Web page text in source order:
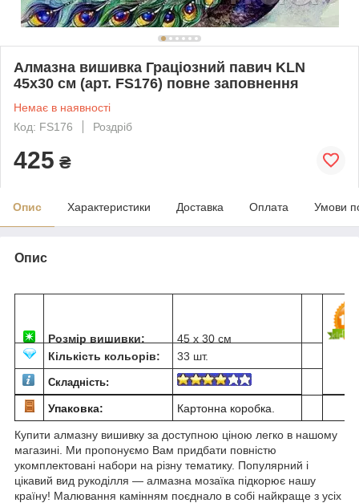
Алмазна вишивка Граціозний павич KLN
45x30 см (арт. FS176) повне заповнення
Немає в наявності
Код: FS176
Роздріб
425 ₴
Опис Характеристики Доставка Оплата Умови
Опис
Розмір вишивки:
45 х 30 см
Кількість кольорів:
33 шт.
Складність:
Упаковка: Картонна коробка.
Купити алмазну вишивку за доступною ціною легко в нашому
магазині. Ми пропонуємо Вам придбати повністю
укомплектовані набори на різну тематику. Популярний і
цікавий вид рукоділля ― алмазна мозаїка підкорює нашу
країну! Малювання камінням поєднало в собі найкраще з усіх